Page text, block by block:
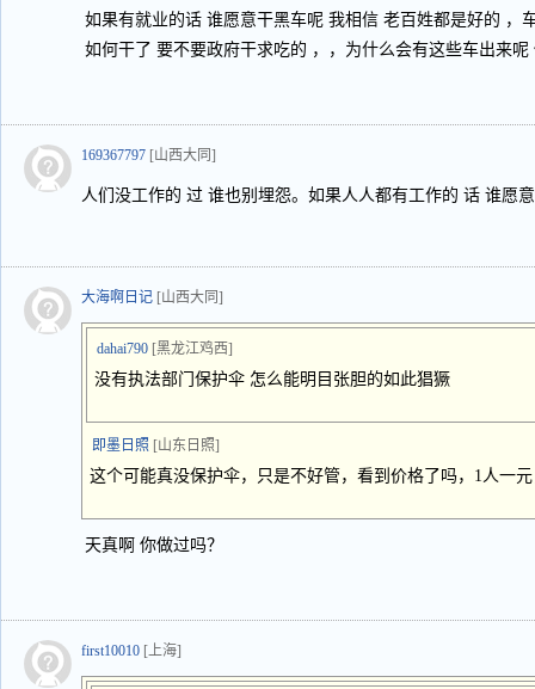
如果有就业的话 谁愿意干黑车呢 我相信 老百姓都是好的 ，
如何干了 要不要政府干求吃的 ，，为什么会有这些车出来呢
169367797 [山西大同]
人们没工作的 过 谁也别埋怨。如果人人都有工作的 话 谁愿
大海啊日记 [山西大同]
dahai790 [黑龙江鸡西]
没有执法部门保护伞 怎么能明目张胆的如此猖獗
即墨日照 [山东日照]
这个可能真没保护伞，只是不好管，看到价格了吗，1人一
天真啊 你做过吗？
first10010 [上海]